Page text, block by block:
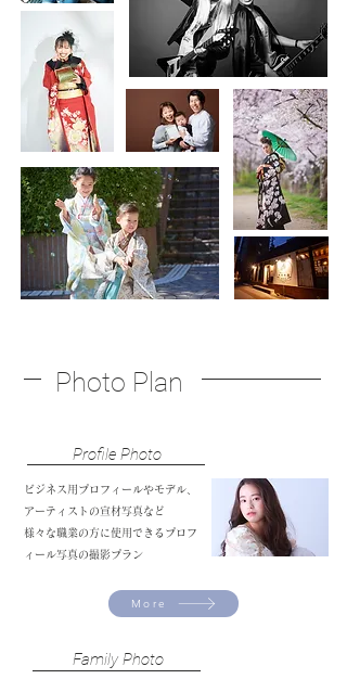
Photo Plan
Profile Photo
ビジネス用プロフィールやモデル、
アーティストの宣材写真など
様々な職業の方に使用できるプロフ
ィール写真の撮影プラン
More
Family Photo